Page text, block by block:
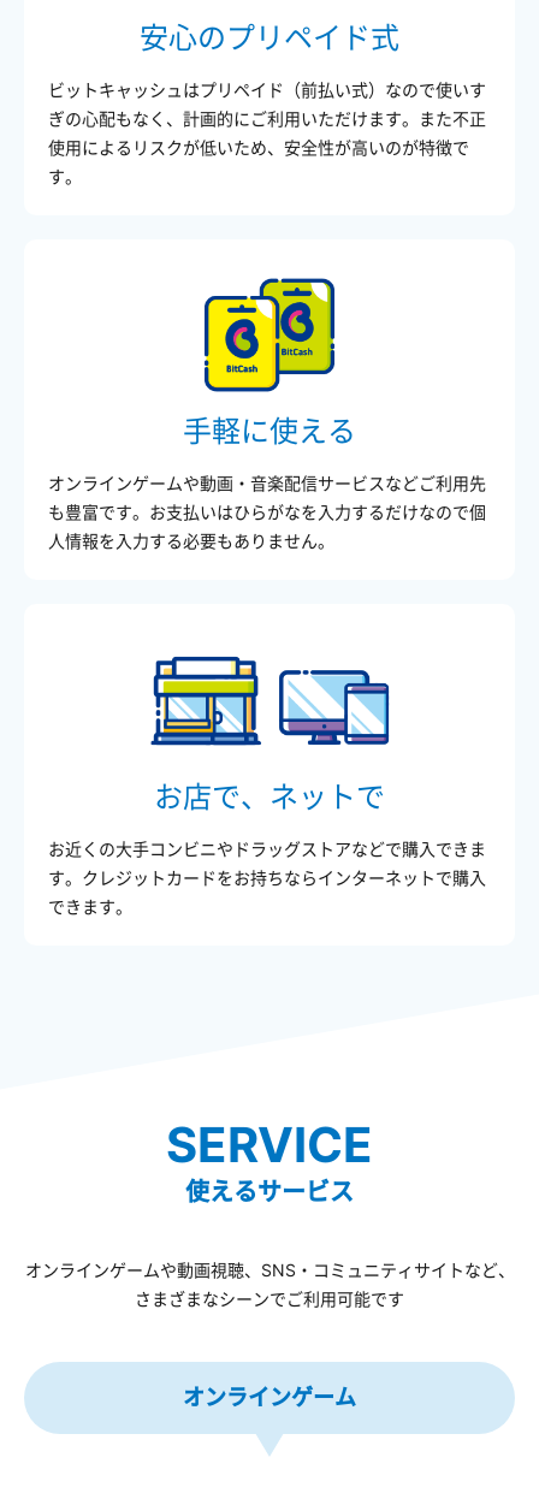
安心のプリペイド式
ビットキャッシュはプリペイド（前払い式）なので使いす
ぎの心配もなく、計画的にご利用いただけます。また不正
使用によるリスクが低いため、安全性が高いのが特徴で
す。
手軽に使える
オンラインゲームや動画・音楽配信サービスなどご利用先
も豊富です。お支払いはひらがなを入力するだけなので個
人情報を入力する必要もありません。
お店で、ネットで
お近くの大手コンビニやドラッグストアなどで購入できま
す。クレジットカードをお持ちならインターネットで購入
できます。
SERVICE
使えるサービス
オンラインゲームや動画視聴、SNS・コミュニティサイトなど、
さまざまなシーンでご利用可能です
オンラインゲーム